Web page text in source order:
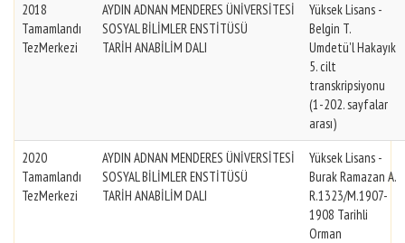
2018
Tamamlandı
TezMerkezi
AYDIN ADNAN MENDERES ÜNİVERSİTESİ
SOSYAL BİLİMLER ENSTİTÜSÜ
TARİH ANABİLİM DALI
Yüksek Lisans -
Belgin T.
Umdetü'l Hakayık
5. cilt
transkripsiyonu
(1-202. sayfalar
arası)
2020
Tamamlandı
TezMerkezi
AYDIN ADNAN MENDERES ÜNİVERSİTESİ
SOSYAL BİLİMLER ENSTİTÜSÜ
TARİH ANABİLİM DALI
Yüksek Lisans -
Burak Ramazan A.
R.1323/M.1907-
1908 Tarihli
Orman